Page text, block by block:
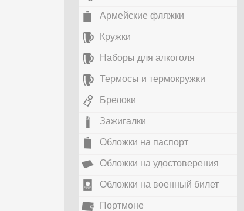
Армейские фляжки
Кружки
Наборы для алкоголя
Термосы и термокружки
Брелоки
Зажигалки
Обложки на паспорт
Обложки на удостоверения
Обложки на военный билет
Портмоне